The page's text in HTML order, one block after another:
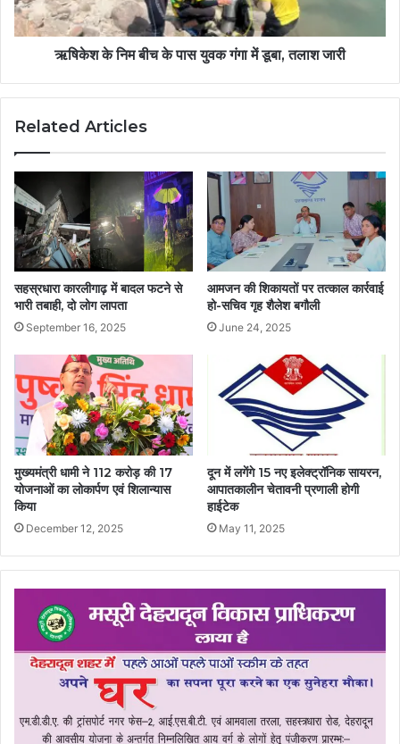
ऋषिकेश के निम बीच के पास युवक गंगा में डूबा, तलाश जारी
Related Articles
सहस्रधारा कारलीगाढ़ में बादल फटने से
भारी तबाही, दो लोग लापता
September 16, 2025
आमजन की शिकायतों पर तत्काल कार्रवाई
हो-सचिव गृह शैलेश बगौली
June 24, 2025
मुख्यमंत्री धामी ने 112 करोड़ की 17
योजनाओं का लोकार्पण एवं शिलान्यास
किया
December 12, 2025
दून में लगेंगे 15 नए इलेक्ट्रॉनिक सायरन,
आपातकालीन चेतावनी प्रणाली होगी
हाईटेक
May 11, 2025